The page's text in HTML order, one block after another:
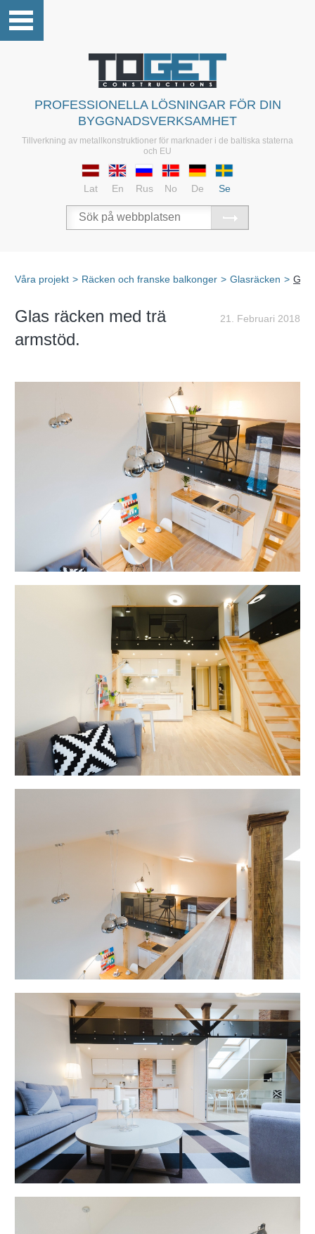
PROFESSIONELLA LÖSNINGAR FÖR DIN
BYGGNADSVERKSAMHET
Tillverkning av metallkonstruktioner för marknader i de baltiska staterna
och EU
Lat En Rus No De Se
Våra projekt > Räcken och franske balkonger > Glasräcken >
21. Februari 2018
Glas räcken med trä
armstöd.